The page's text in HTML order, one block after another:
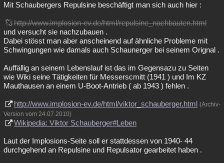
Mit Schaubergers Repulsine beschäftigt man sich auch hier :
http://www.implosion-ev.de/html/repulsine_nachbauten.html
und versucht sie nachzubauen .
Dabei stösst man aber anscheinend auf ähnliche Probleme mit
Schwingungen wie damals auch Schaunerger bei seinem Orignal .
Auffällig an seinem Lebenslauf ist das im Gegensazu zu Seiten
wie Wiki seine Tätigkeiten für Messerscmitt (1941 ) und Im KZ
Mauthausen an einem U-Boot-Antrieb ( ab 1943 ) fehlen .
http://www.implosion-ev.de/html/viktor_schauberger.html (Archiv-
Version vom 24.07.2010)
Wikipedia: Viktor Schauberger#Leben
Laut der Implosions-Seite soll er stattdessen von 1940- 44
durchgehend an Repulsine und Repulsator gearbeitet haben .